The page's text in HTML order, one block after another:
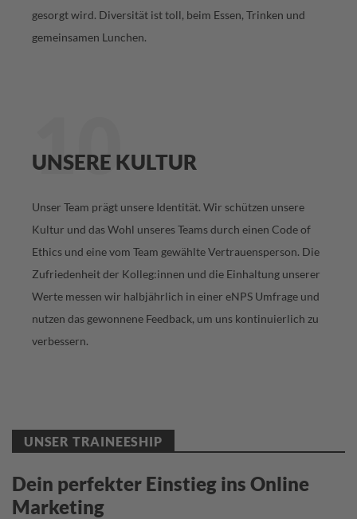
gesorgt wird. Diversität ist toll, beim Essen, Trinken und
gemeinsamen Lunchen.
10
UNSERE KULTUR
Unser Team prägt unsere Identität. Wir schützen unsere
Kultur und das Wohl unseres Teams durch einen Code of
Ethics und eine vom Team gewählte Vertrauensperson. Die
Zufriedenheit der Kolleg:innen und die Einhaltung unserer
Werte messen wir halbjährlich in einer eNPS Umfrage und
nutzen das gewonnene Feedback, um uns kontinuierlich zu
verbessern.
UNSER TRAINEESHIP
Dein perfekter Einstieg ins Online
Marketing